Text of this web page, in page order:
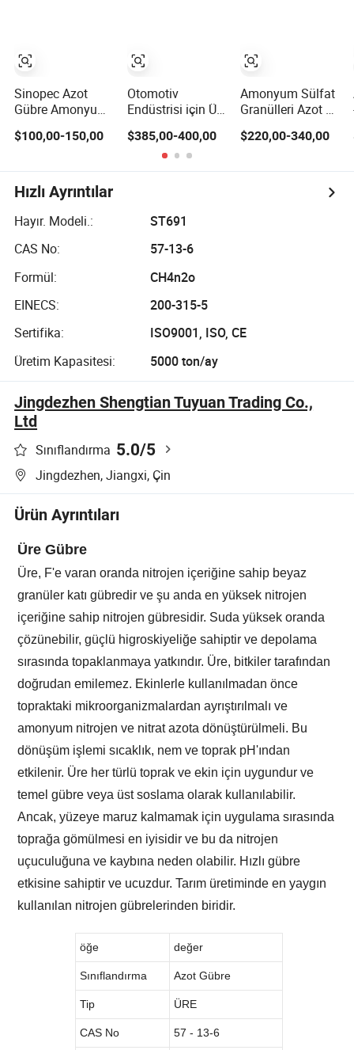
Sinopec Azot
Gübre Amonyum
CAS No. 7783-20-
$100,00-150,00
Otomotiv
Endüstrisi için Üre
Sınıfı
$385,00-400,00
Amonyum Sülfat
Granülleri Azot 20
İçeriği
$220,00-340,00
Hızlı Ayrıntılar
Hayır. Modeli.:
ST691
CAS No:
57-13-6
Formül:
CH4n2o
EINECS:
200-315-5
Sertifika:
ISO9001, ISO, CE
Üretim Kapasitesi:
5000 ton/ay
Jingdezhen Shengtian Tuyuan Trading Co.,
Ltd
Sınıflandırma 5.0/5
Jingdezhen, Jiangxi, Çin
Ürün Ayrıntıları
Üre Gübre
Üre, F'e varan oranda nitrojen içeriğine sahip beyaz
granüler katı gübredir ve şu anda en yüksek nitrojen
içeriğine sahip nitrojen gübresidir. Suda yüksek oranda
çözünebilir, güçlü higroskiyeliğe sahiptir ve depolama
sırasında topaklanmaya yatkındır. Üre, bitkiler tarafından
doğrudan emilemez. Ekinlerle kullanılmadan önce
topraktaki mikroorganizmalardan ayrıştırılmalı ve
amonyum nitrojen ve nitrat azota dönüştürülmeli. Bu
dönüşüm işlemi sıcaklık, nem ve toprak pH'ından
etkilenir. Üre her türlü toprak ve ekin için uygundur ve
temel gübre veya üst soslama olarak kullanılabilir.
Ancak, yüzeye maruz kalmamak için uygulama sırasında
toprağa gömülmesi en iyisidir ve bu da nitrojen
uçuculuğuna ve kaybına neden olabilir. Hızlı gübre
etkisine sahiptir ve ucuzdur. Tarım üretiminde en yaygın
kullanılan nitrojen gübrelerinden biridir.
öğe değer
Sınıflandırma Azot Gübre
Tip ÜRE
CAS No 57 - 13-6